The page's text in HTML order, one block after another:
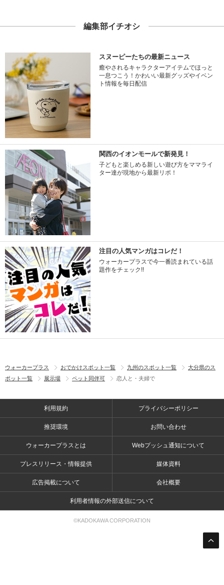
編集部イチオシ
スヌーピーたちの最新ニュース
癒やされるキャラクターアイテムでほっと
一息つこう！かわいい最新グッズやイベン
ト情報を毎日配信
関西のイオンモールで新発見！
子どもと楽しめる新しい遊び方をママライ
ター達が現地から最新リポ！
注目の人気マンガはコレだ！
ウォーカープラスで今一番読まれている話
題作をチェック!!
ウォーカープラス おでかけスポット一覧 九州のスポット一覧
大分県のス
ポット一覧
展示場 ペット同伴可 恋人と・夫婦で
利用規約 プライバシーポリシー
推奨環境 お問い合わせ
ウォーカープラスとは Webプッシュ通知について
プレスリリース・情報提供 媒体資料
広告掲載について 会社概要
利用者情報の外部送信について
©KADOKAWA CORPORATION